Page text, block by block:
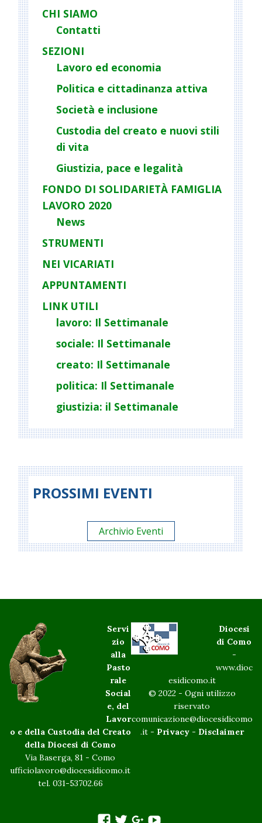
CHI SIAMO
Contatti
SEZIONI
Lavoro ed economia
Politica e cittadinanza attiva
Società e inclusione
Custodia del creato e nuovi stili
di vita
Giustizia, pace e legalità
FONDO DI SOLIDARIETÀ FAMIGLIA
LAVORO 2020
News
STRUMENTI
NEI VICARIATI
APPUNTAMENTI
LINK UTILI
lavoro: Il Settimanale
sociale: Il Settimanale
creato: Il Settimanale
politica: Il Settimanale
giustizia: il Settimanale
PROSSIMI EVENTI
Archivio Eventi
Servi
zio
alla
Pasto
rale
Social
e, del
Lavor
o e della Custodia del Creato
della Diocesi di Como
Via Baserga, 81 - Como
ufficiolavoro@diocesidicomo.it
tel. 031-53702.66
Diocesi
di Como
-
www.dioc
esidicomo.it
© 2022 - Ogni utilizzo
riservato
comunicazione@diocesidicomo
.it - Privacy- Disclaimer